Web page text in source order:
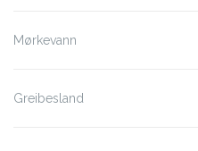
Mørkevann
Greibesland